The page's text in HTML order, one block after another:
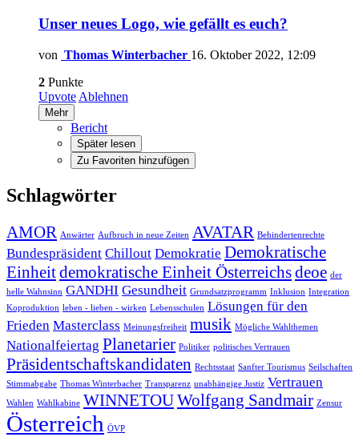
Unser neues Logo, wie gefällt es euch?
von Thomas Winterbacher 16. Oktober 2022, 12:09
2 Punkte
Upvote Ablehnen
Mehr
Bericht
Später lesen
Zu Favoriten hinzufügen
Schlagwörter
AMOR Anwärter Aufbruch in neue Zeiten AVATAR Behindertenrechte
Bundespräsident Chillout Demokratie Demokratische
Einheitdemokratische Einheit Österreichsdeoe der
helle Wahnsinn GANDHI Gesundheit Grundsatzprogramm Inklusion Integration
Koproduktion leben - lieben - wirken Lebensschulen Lösungen für den
Frieden Masterclass Meinungsfreiheit musik Mögliche Wahlthemen
Nationalfeiertag Planetarier Politiker politisches Vertrauen
Präsidentschaftskandidaten Rechtsstaat Sanfter Tourismus Seilschaften
Stimmabgabe Thomas Winterbacher Transparenz unabhängige Justiz Vertrauen
Wahlen Wahlkabine WINNETOUWolfgang Sandmair Zensur
Österreich ÖVP